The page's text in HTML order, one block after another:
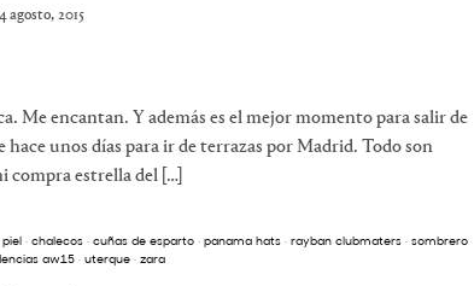
agosto, 2015
Me encantan. Y además es el mejor momento para salir de
hace unos días para ir de terrazas por Madrid. Todo son
compra estrella del […]
· chalecos · cuñas de esparto · panama hats · rayban clubmaters · sombrero
aw15 · uterque · zara